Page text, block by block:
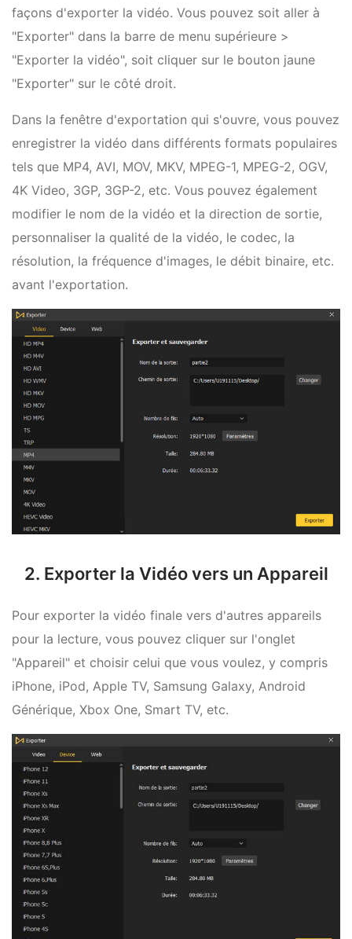
façons d'exporter la vidéo. Vous pouvez soit aller à
"Exporter" dans la barre de menu supérieure >
"Exporter la vidéo", soit cliquer sur le bouton jaune
"Exporter" sur le côté droit.
Dans la fenêtre d'exportation qui s'ouvre, vous pouvez
enregistrer la vidéo dans différents formats populaires
tels que MP4, AVI, MOV, MKV, MPEG-1, MPEG-2, OGV,
4K Video, 3GP, 3GP-2, etc. Vous pouvez également
modifier le nom de la vidéo et la direction de sortie,
personnaliser la qualité de la vidéo, le codec, la
résolution, la fréquence d'images, le débit binaire, etc.
avant l'exportation.
2. Exporter la Vidéo vers un Appareil
Pour exporter la vidéo finale vers d'autres appareils
pour la lecture, vous pouvez cliquer sur l'onglet
"Appareil" et choisir celui que vous voulez, y compris
iPhone, iPod, Apple TV, Samsung Galaxy, Android
Générique, Xbox One, Smart TV, etc.